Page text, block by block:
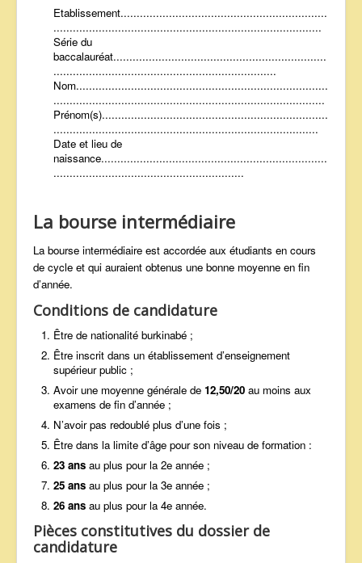
Etablissement................................................................
...................................................................................
Série du
baccalauréat..................................................................
.....................................................................
Nom..............................................................................
....................................................................................
Prénom(s)......................................................................
..................................................................................
Date et lieu de
naissance......................................................................
...........................................................
La bourse intermédiaire
La bourse intermédiaire est accordée aux étudiants en cours
de cycle et qui auraient obtenus une bonne moyenne en fin
d’année.
Conditions de candidature
Être de nationalité burkinabé ;
Être inscrit dans un établissement d’enseignement
supérieur public ;
Avoir une moyenne générale de 12,50/20 au moins aux
examens de fin d’année ;
N’avoir pas redoublé plus d’une fois ;
Être dans la limite d’âge pour son niveau de formation :
23 ans au plus pour la 2e année ;
25 ans au plus pour la 3e année ;
26 ans au plus pour la 4e année.
Pièces constitutives du dossier de
candidature